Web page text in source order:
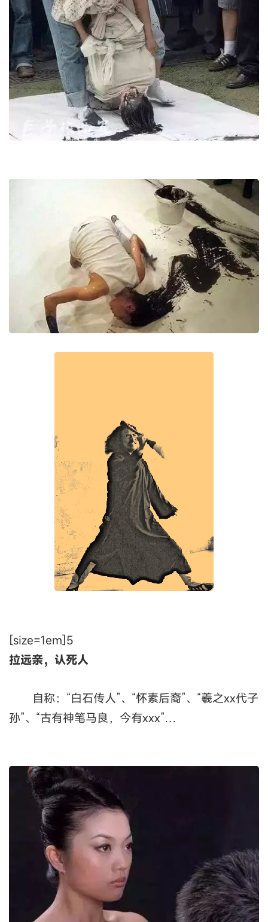
[size=1em]5
拉远亲，认死人
自称：“白石传人”、“怀素后裔”、“羲之xx代子
孙”、“古有神笔马良，今有xxx”…